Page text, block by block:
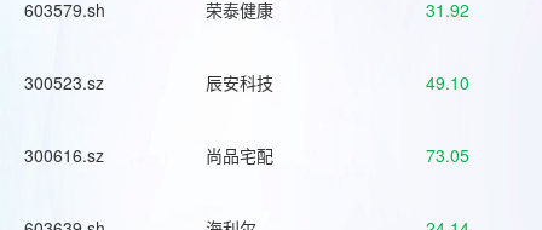
603579.sh 荣泰健康 31.92
300523.sz 辰安科技 49.10
300616.sz 尚品宅配 73.05